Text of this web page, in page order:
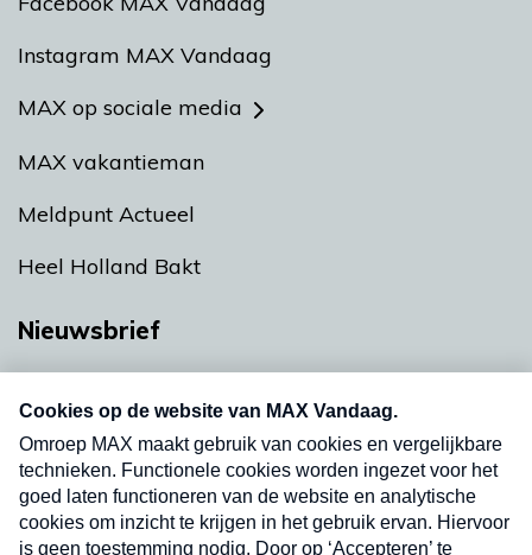
Instagram MAX Vandaag
MAX op sociale media
MAX vakantieman
Meldpunt Actueel
Heel Holland Bakt
Nieuwsbrief
nieuwsbrief. Elke vrijdag- en dinsdagochtend in
uw mailbox.
Verzend